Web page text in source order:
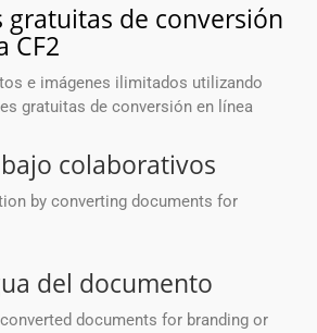
gratuitas de conversión
CF2
e imágenes ilimitados utilizando
gratuitas de conversión en línea
colaborativos
by converting documents for
del documento
documents for branding or